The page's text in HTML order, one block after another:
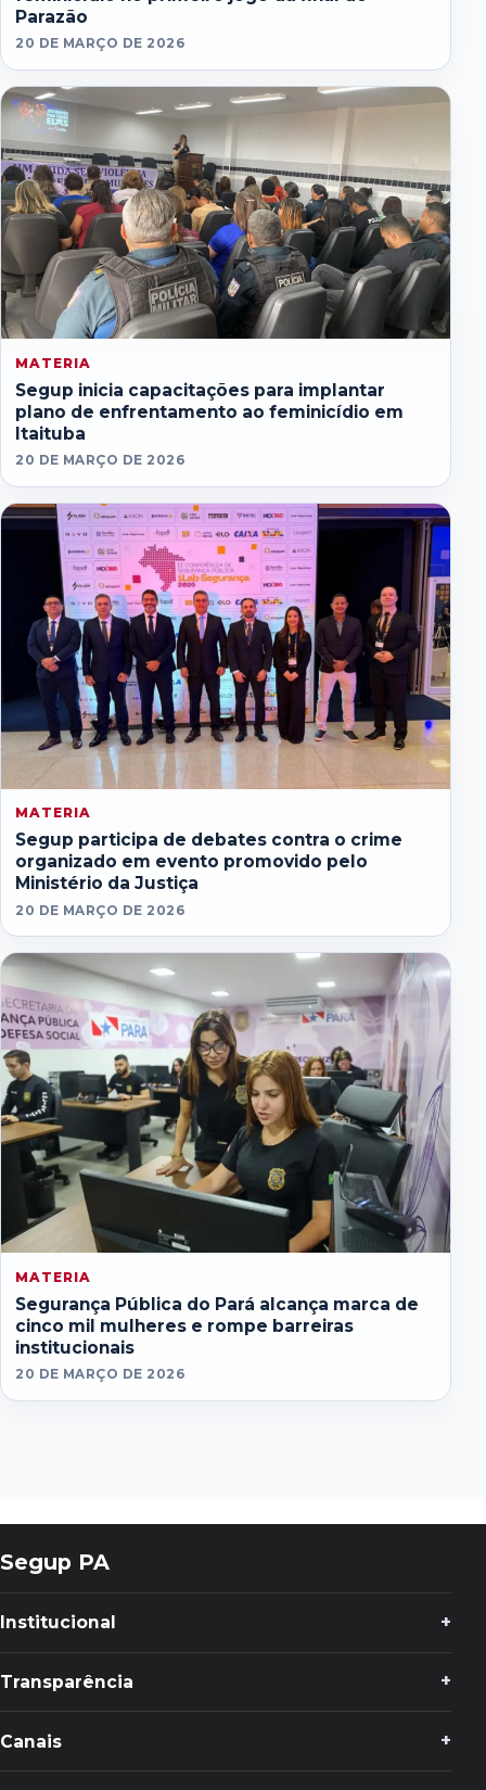
Parazão
20 DE MARÇO DE 2026
MATERIA
Segup inicia capacitações para implantar
plano de enfrentamento ao feminicídio em
Itaituba
20 DE MARÇO DE 2026
MATERIA
Segup participa de debates contra o crime
organizado em evento promovido pelo
Ministério da Justiça
20 DE MARÇO DE 2026
MATERIA
Segurança Pública do Pará alcança marca de
cinco mil mulheres e rompe barreiras
institucionais
20 DE MARÇO DE 2026
Segup PA
Institucional
Transparência
Canais